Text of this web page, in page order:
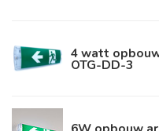
4 watt
OTG-DD-3